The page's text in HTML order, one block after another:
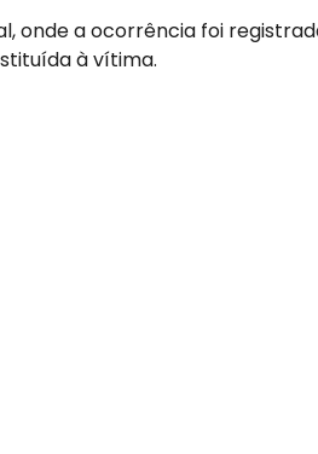
onde a ocorrência foi
à vítima.